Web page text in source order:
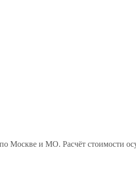
Москве и МО. Расчёт стоимости